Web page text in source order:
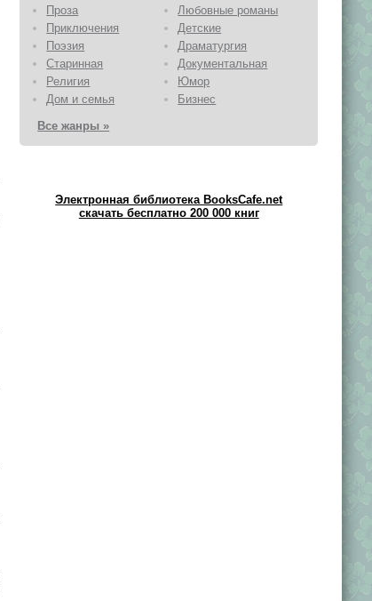
Проза
Любовные романы
Приключения
Детские
Поэзия
Драматургия
Старинная
Документальная
Религия
Юмор
Дом и семья
Бизнес
Все жанры »
Электронная библиотека BooksCafe.net
скачать бесплатно 200 000 книг